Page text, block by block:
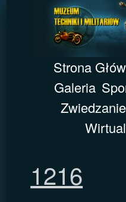
Strona
Galeria
Zwiedzanie
1216